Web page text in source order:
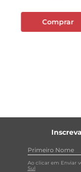
Comprar
Ao clicar em Enviar
Sul